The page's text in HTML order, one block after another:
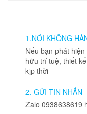
1.NÓI KHÔNG
Nếu bạn phát
hữu trí tuệ, thiết
kịp thời
2. GỬI TIN NHẮN
Zalo 0938638619